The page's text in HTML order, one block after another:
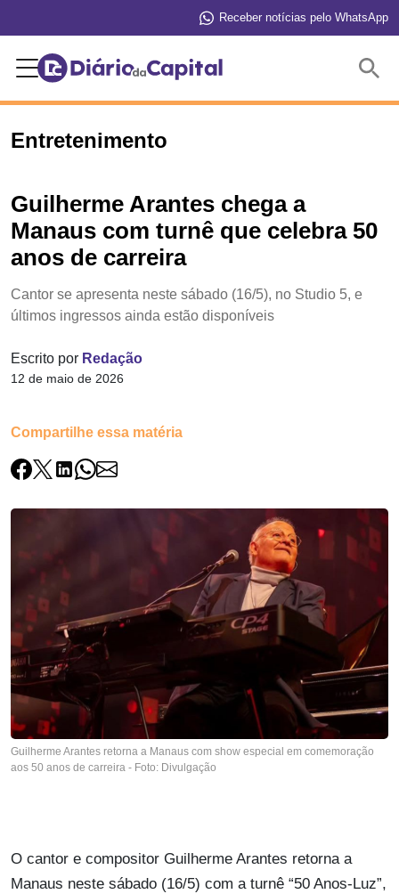
Receber notícias pelo WhatsApp
Entretenimento
Guilherme Arantes chega a
Manaus com turnê que celebra 50
anos de carreira
Cantor se apresenta neste sábado (16/5), no Studio 5, e
últimos ingressos ainda estão disponíveis
Escrito por Redação
12 de maio de 2026
Compartilhe essa matéria
Guilherme Arantes retorna a Manaus com show especial em comemoração
aos 50 anos de carreira - Foto: Divulgação
O cantor e compositor Guilherme Arantes retorna a
Manaus neste sábado (16/5) com a turnê “50 Anos-Luz”,